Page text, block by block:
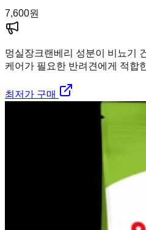
7,600원
멍실장크랜베리 성분이 비뇨기
케어가 필요한 반려견에게 적합
최저가 구매